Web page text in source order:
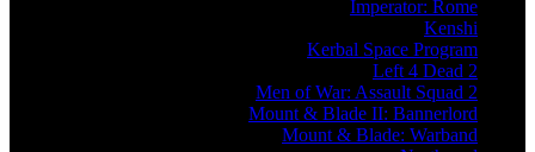
Imperator: Rome
Kenshi
Kerbal Space Program
Left 4 Dead 2
Men of War: Assault Squad 2
Mount & Blade II: Bannerlord
Mount & Blade: Warband